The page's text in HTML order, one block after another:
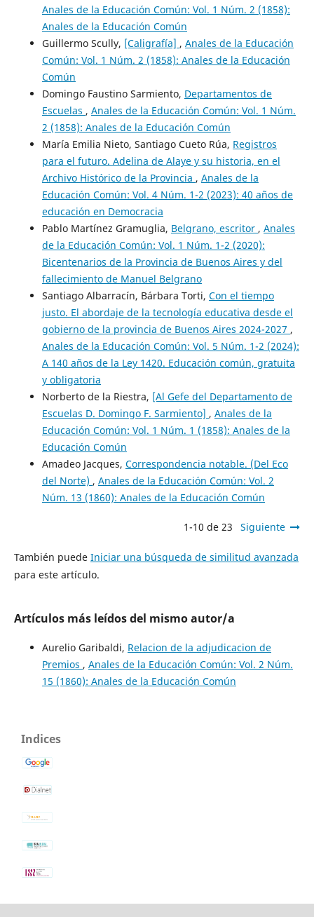
Anales de la Educación Común: Vol. 1 Núm. 2 (1858):
Anales de la Educación Común
Guillermo Scully, [Caligrafía] , Anales de la Educación
Común: Vol. 1 Núm. 2 (1858): Anales de la Educación
Común
Domingo Faustino Sarmiento, Departamentos de
Escuelas , Anales de la Educación Común: Vol. 1 Núm.
2 (1858): Anales de la Educación Común
María Emilia Nieto, Santiago Cueto Rúa, Registros
para el futuro. Adelina de Alaye y su historia, en el
Archivo Histórico de la Provincia , Anales de la
Educación Común: Vol. 4 Núm. 1-2 (2023): 40 años de
educación en Democracia
Pablo Martínez Gramuglia, Belgrano, escritor , Anales
de la Educación Común: Vol. 1 Núm. 1-2 (2020):
Bicentenarios de la Provincia de Buenos Aires y del
fallecimiento de Manuel Belgrano
Santiago Albarracín, Bárbara Torti, Con el tiempo
justo. El abordaje de la tecnología educativa desde el
gobierno de la provincia de Buenos Aires 2024-2027 ,
Anales de la Educación Común: Vol. 5 Núm. 1-2 (2024):
A 140 años de la Ley 1420. Educación común, gratuita
y obligatoria
Norberto de la Riestra, [Al Gefe del Departamento de
Escuelas D. Domingo F. Sarmiento] , Anales de la
Educación Común: Vol. 1 Núm. 1 (1858): Anales de la
Educación Común
Amadeo Jacques, Correspondencia notable. (Del Eco
del Norte) , Anales de la Educación Común: Vol. 2
Núm. 13 (1860): Anales de la Educación Común
1-10 de 23 Siguiente
También puede Iniciar una búsqueda de similitud avanzada
para este artículo.
Artículos más leídos del mismo autor/a
Aurelio Garibaldi, Relacion de la adjudicacion de
Premios , Anales de la Educación Común: Vol. 2 Núm.
15 (1860): Anales de la Educación Común
Indices